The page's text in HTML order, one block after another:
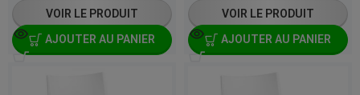
VOIR LE PRODUIT
AJOUTER AU PANIER
VOIR LE PRODUIT
AJOUTER AU PANIER